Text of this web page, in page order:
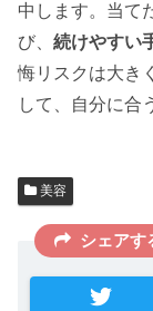
中します。当て
び、 続けやすい
悔リスクは大き
して、自分に合
美容
シェアす